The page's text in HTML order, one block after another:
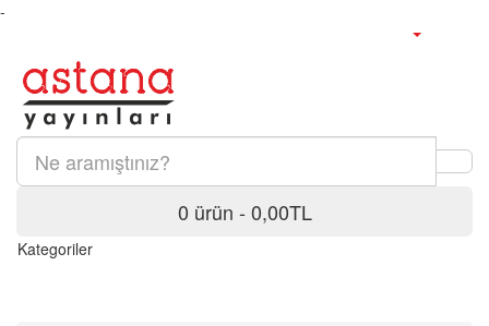
-
0 ürün - 0,00TL
Kategoriler